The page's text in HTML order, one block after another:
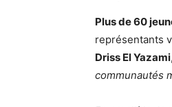
Plus de 60
représentants
Driss El Yazami
communautés